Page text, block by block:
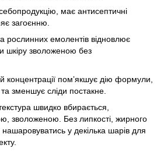
має антисептичні
загоєнню.
рослинних емолентів відновлює
шкіру зволоженою без
концентрації помʼякшує дію формули,
зменшує сліди постакне.
швидко вбирається,
зволоженою. Без липкості, жирного
у декілька шарів для